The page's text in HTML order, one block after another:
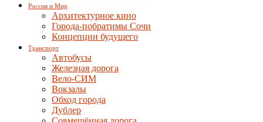
Россия и Мир
Архитектурное кино
Города-побратимы Сочи
Концепции будущего
Транспорт
Автобусы
Железная дорога
Вело-СИМ
Вокзалы
Обход города
Дублер